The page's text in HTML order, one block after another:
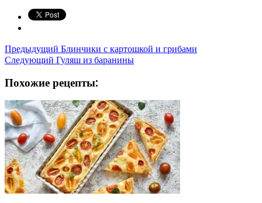
Предыдущий Блинчики с картошкой и грибами
Следующий Гуляш из баранины
Похожие рецепты: